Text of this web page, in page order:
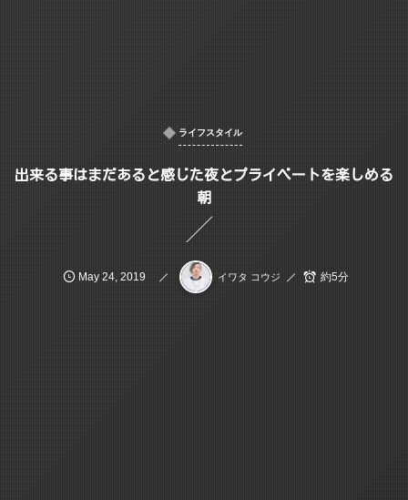
ライフスタイル
出来る事はまだあると感じた夜とプライベートを楽しめる
朝
May 24 2019 イワタ コウジ 約5分